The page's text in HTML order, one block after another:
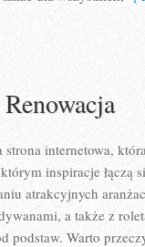
internetowa,
inspiracje łączą
atrakcyjnych
a także z
podstaw. Warto